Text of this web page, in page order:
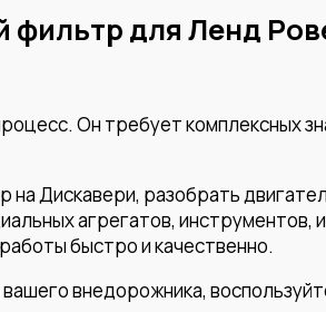
для Ленд
Он требует комплексных
Дискавери, разобрать
агрегатов,
быстро и качественно.
внедорожника,